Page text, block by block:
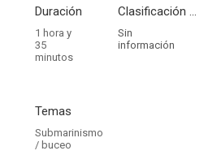
Duración
1 hora y
35
minutos
Clasificación por edades
Sin
información
Temas
Submarinismo
/ buceo